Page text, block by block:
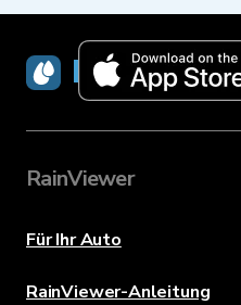
RainViewer
RainViewer
Für Ihr Auto
RainViewer-Anleitung